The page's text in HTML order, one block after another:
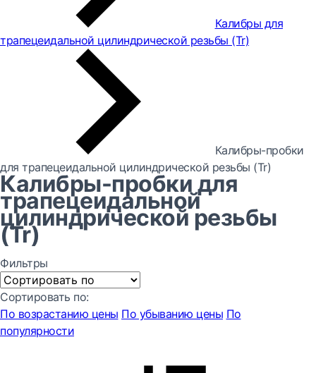
Калибры для
трапецеидальной цилиндрической резьбы (Tr)
Калибры-пробки
для трапецеидальной цилиндрической резьбы (Tr)
Калибры-пробки для
трапецеидальной
цилиндрической резьбы
(Tr)
Фильтры
Сортировать по:
По возрастанию цены По убыванию цены По
популярности